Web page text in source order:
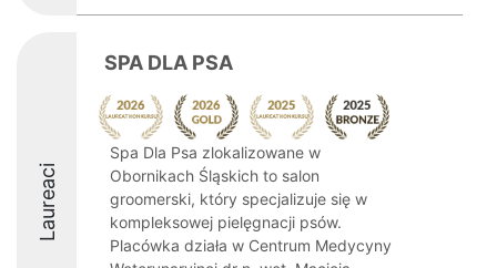
Laureaci
SPA DLA PSA
Spa Dla Psa zlokalizowane w
Obornikach Śląskich to salon
groomerski, który specjalizuje się w
kompleksowej pielęgnacji psów.
Placówka działa w Centrum Medycyny